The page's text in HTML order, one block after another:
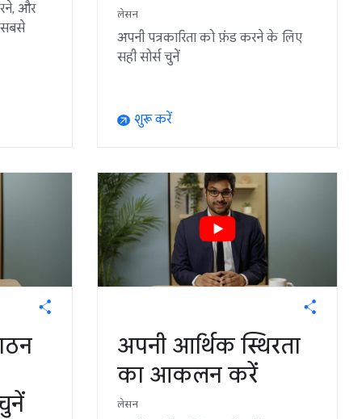
और
सबसे
लेसन
अपनी पत्रकारिता को फ़ंड करने के लिए
सही सोर्स चुनें
arrow_outward शुरू करें
अपनी आर्थिक स्थिरता
का आकलन करें
लेसन